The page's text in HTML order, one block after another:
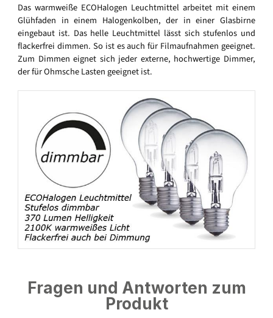
Das warmweiße ECOHalogen Leuchtmittel arbeitet mit einem
Glühfaden in einem Halogenkolben, der in einer Glasbirne
eingebaut ist. Das helle Leuchtmittel lässt sich stufenlos und
flackerfrei dimmen. So ist es auch für Filmaufnahmen geeignet.
Zum Dimmen eignet sich jeder externe, hochwertige Dimmer,
der für Ohmsche Lasten geeignet ist.
Fragen und Antworten zum
Produkt